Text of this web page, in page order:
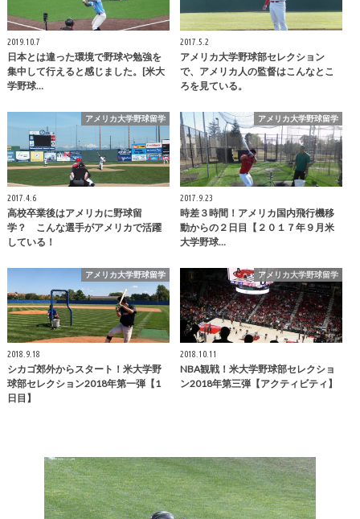
2019.10.7
日本とは違った環境で野球や勉強を
集中して行えると感じました。[米大
学野球…
2017.5.2
アメリカ大学野球部セレクション
で、アメリカ人の監督はこんなとこ
ろを見ている。
アメリカ大学野球留学
2017.4.6
高校卒業後はアメリカに野球留
学？ こんな選手がアメリカで活躍
している！
アメリカ大学野球留学
2017.9.23
時差３時間！アメリカ国内飛行機移
動からの２日目【２０１７年９月米
大学野球…
アメリカ大学野球留学
2018.9.18
シカゴ郊外からスタート！米大学野
球部セレクション2018年第一弾【1
日目】
アメリカ大学野球留学
2018.10.11
NBA観戦！米大学野球部セレクショ
ン2018年第三弾【アクティビティ】